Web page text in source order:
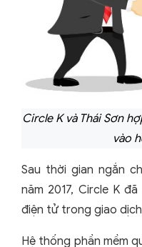
Circle K và Thái Sơn
vào
Sau thời gian ngắn
năm 2017, Circle K
điện tử trong giao
Hệ thống phần mềm